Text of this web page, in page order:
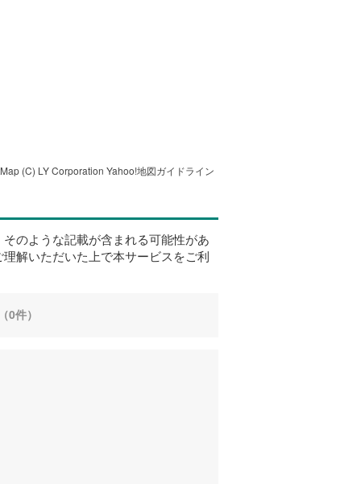
(C) LY Corporation Yahoo!地図ガイドライン
のような記載が含まれる可能性があ
解いただいた上で本サービスをご利
0件）